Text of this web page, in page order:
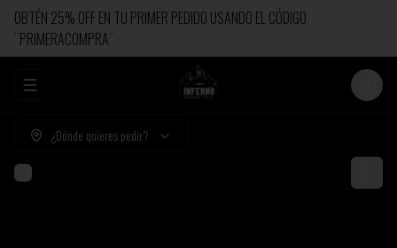
OBTÉN 25% OFF EN TU PRIMER PEDIDO USANDO EL CÓDIGO
¨PRIMERACOMPRA¨
Abrir menu de navegación Login
¿Dónde quieres pedir?